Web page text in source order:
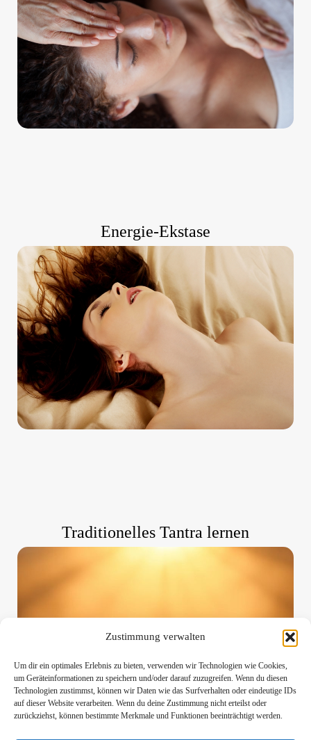
Zustimmung verwalten
Um dir ein optimales Erlebnis zu bieten, verwenden wir Technologien wie Cookies,
um Geräteinformationen zu speichern und/oder darauf zuzugreifen. Wenn du diesen
Technologien zustimmst, können wir Daten wie das Surfverhalten oder eindeutige IDs
auf dieser Website verarbeiten. Wenn du deine Zustimmung nicht erteilst oder
zurückziehst, können bestimmte Merkmale und Funktionen beeinträchtigt werden.
Energie-Ekstase
Traditionelles Tantra lernen